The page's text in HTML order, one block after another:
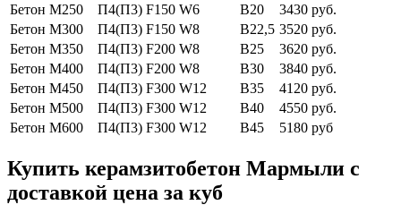
Бетон М250
П4(П3) F150 W6 В20
3430 руб.
Бетон М300
П4(П3) F150 W8 В22,5 3520 руб.
Бетон М350
П4(П3) F200 W8 В25
3620 руб.
Бетон М400
П4(П3) F200 W8 В30
3840 руб.
Бетон М450
П4(П3) F300 W12 В35
4120 руб.
Бетон М500
П4(П3) F300 W12 В40
4550 руб.
Бетон М600
П4(П3) F300 W12 В45 5180 руб
Купить керамзитобетон Мармыли с
доставкой цена за куб